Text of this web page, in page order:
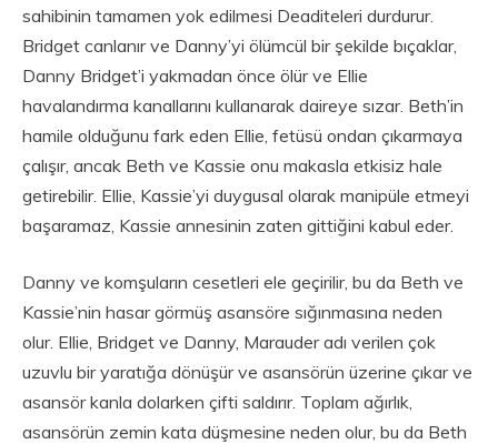
sahibinin tamamen yok edilmesi Deaditeleri durdurur.
Bridget canlanır ve Danny’yi ölümcül bir şekilde bıçaklar,
Danny Bridget’i yakmadan önce ölür ve Ellie
havalandırma kanallarını kullanarak daireye sızar. Beth’in
hamile olduğunu fark eden Ellie, fetüsü ondan çıkarmaya
çalışır, ancak Beth ve Kassie onu makasla etkisiz hale
getirebilir. Ellie, Kassie’yi duygusal olarak manipüle etmeyi
başaramaz, Kassie annesinin zaten gittiğini kabul eder.
Danny ve komşuların cesetleri ele geçirilir, bu da Beth ve
Kassie’nin hasar görmüş asansöre sığınmasına neden
olur. Ellie, Bridget ve Danny, Marauder adı verilen çok
uzuvlu bir yaratığa dönüşür ve asansörün üzerine çıkar ve
asansör kanla dolarken çifti saldırır. Toplam ağırlık,
asansörün zemin kata düşmesine neden olur, bu da Beth